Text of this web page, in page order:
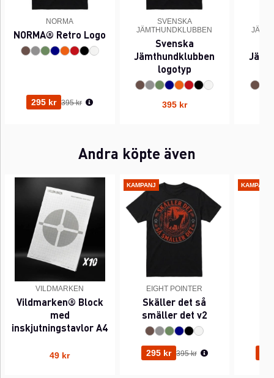
NORMA
NORMA® Retro Logo
295 kr Ordinarie pris:
395 kr
SVENSKA
JÄMTHUNDKLUBBEN
Svenska
Jämthundklubben
logotyp
395 kr
Andra köpte även
VILDMARKEN
Vildmarken® Block
med
inskjutningstavlor A4
49 kr
KAMPANJ
EIGHT POINTER
Skäller det så
smäller det v2
295 kr Ordinarie pris:
395 kr
KAMPANJ